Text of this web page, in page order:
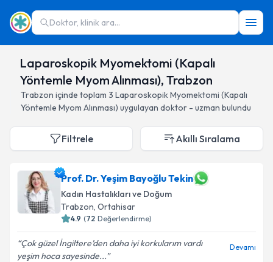
Doktor, klinik ara...
Laparoskopik Myomektomi (Kapalı
Yöntemle Myom Alınması), Trabzon
Trabzon içinde toplam 3 Laparoskopik Myomektomi (Kapalı
Yöntemle Myom Alınması) uygulayan doktor - uzman bulundu
Filtrele Akıllı Sıralama
Prof. Dr. Yeşim Bayoğlu Tekin
Kadın Hastalıkları ve Doğum
Trabzon, Ortahisar
4.9 (72 Değerlendirme)
Çok güzel İngiltere’den daha iyi korkularım vardı
yeşim hoca sayesinde...
Devamı